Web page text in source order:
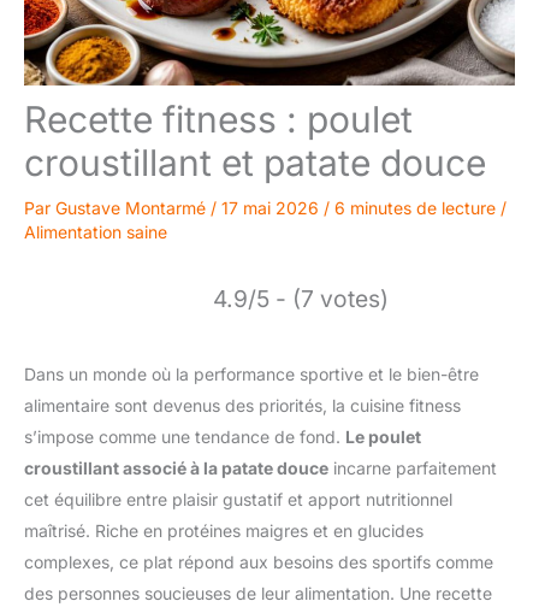
Recette fitness : poulet
croustillant et patate douce
Par Gustave Montarmé / 17 mai 2026 / 6 minutes de lecture /
Alimentation saine
4.9/5 - (7 votes)
Dans un monde où la performance sportive et le bien-être
alimentaire sont devenus des priorités, la cuisine fitness
s’impose comme une tendance de fond. Le poulet
croustillant associé à la patate douce incarne parfaitement
cet équilibre entre plaisir gustatif et apport nutritionnel
maîtrisé. Riche en protéines maigres et en glucides
complexes, ce plat répond aux besoins des sportifs comme
des personnes soucieuses de leur alimentation. Une recette